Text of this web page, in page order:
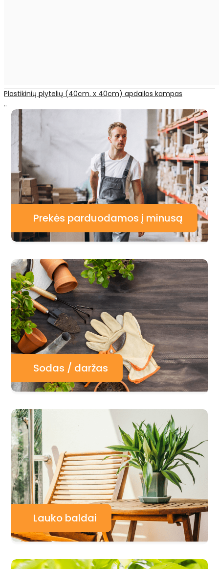
Plastikinių plytelių (40cm. x 40cm) apdailos kampas
..
Prekės parduodamos į minusą
Sodas / daržas
Lauko baldai